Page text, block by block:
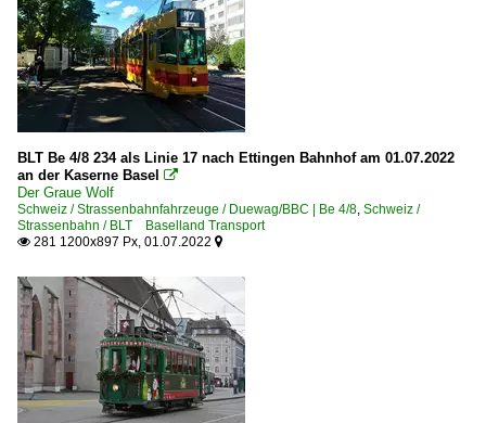
BLT Be 4/8 234 als Linie 17 nach Ettingen Bahnhof am 01.07.2022
an der Kaserne Basel 
Der Graue Wolf
Schweiz / Strassenbahnfahrzeuge / Duewag/BBC | Be 4/8, Schweiz /
Strassenbahn / BLT Baselland Transport
 281 1200x897 Px, 01.07.2022 